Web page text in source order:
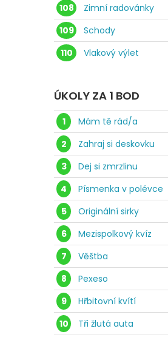
108
Zimní radovánky
109
Schody
110
Vlakový výlet
ÚKOLY ZA 1 BOD
1
Mám tě rád/a
2
Zahraj si deskovku
3
Dej si zmrzlinu
4
Písmenka v polévce
5
Originální sirky
6
Mezispolkový kvíz
7
Věštba
8
Pexeso
9
Hřbitovní kvítí
10
Tři žlutá auta